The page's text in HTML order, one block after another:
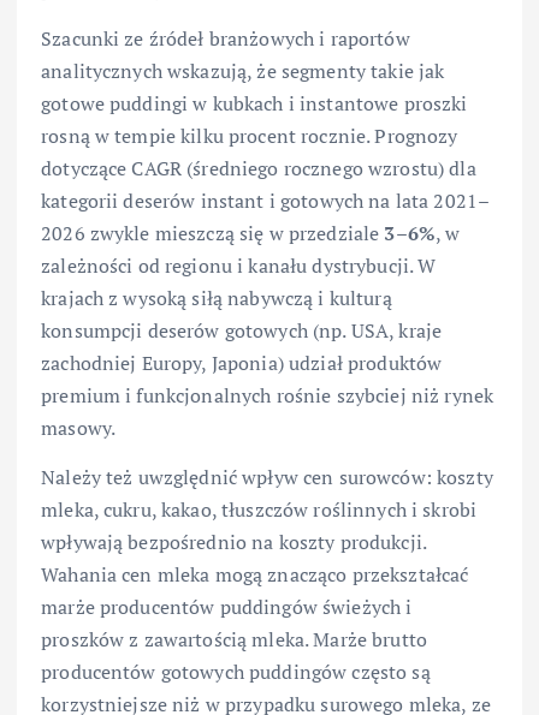
Szacunki ze źródeł branżowych i raportów
analitycznych wskazują, że segmenty takie jak
gotowe puddingi w kubkach i instantowe proszki
rosną w tempie kilku procent rocznie. Prognozy
dotyczące CAGR (średniego rocznego wzrostu) dla
kategorii deserów instant i gotowych na lata 2021–
2026 zwykle mieszczą się w przedziale 3–6%, w
zależności od regionu i kanału dystrybucji. W
krajach z wysoką siłą nabywczą i kulturą
konsumpcji deserów gotowych (np. USA, kraje
zachodniej Europy, Japonia) udział produktów
premium i funkcjonalnych rośnie szybciej niż rynek
masowy.
Należy też uwzględnić wpływ cen surowców: koszty
mleka, cukru, kakao, tłuszczów roślinnych i skrobi
wpływają bezpośrednio na koszty produkcji.
Wahania cen mleka mogą znacząco przekształcać
marże producentów puddingów świeżych i
proszków z zawartością mleka. Marże brutto
producentów gotowych puddingów często są
korzystniejsze niż w przypadku surowego mleka, ze